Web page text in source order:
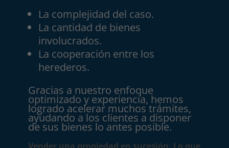
La complejidad del caso.
La cantidad de bienes
involucrados.
La cooperación entre los
herederos.
Gracias a nuestro enfoque
optimizado y experiencia, hemos
logrado acelerar muchos trámites,
ayudando a los clientes a disponer
de sus bienes lo antes posible.